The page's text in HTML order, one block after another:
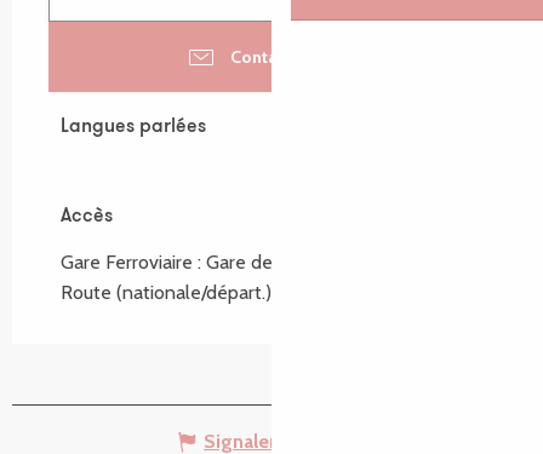
Contactez-nous
Langues parlées
Langues parlées
Accès
Accès
Gare Ferroviaire : Gare de Plouaret à 4km
Route (nationale/départ.) : RN12
Signaler une erreur